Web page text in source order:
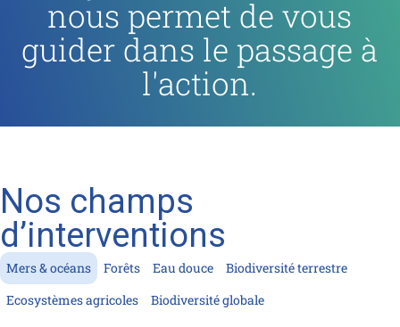
nous permet de vous
guider dans le passage à
l'action.
Nos champs
d’interventions
Mers & océans Forêts Eau douce
Biodiversité terrestre
Ecosystèmes agricoles
Biodiversité globale